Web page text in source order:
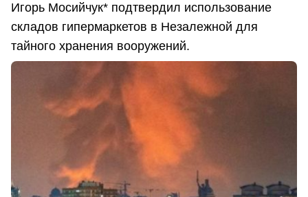
Игорь Мосийчук* подтвердил использование
складов гипермаркетов в Незалежной для
тайного хранения вооружений.